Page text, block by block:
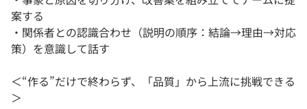
案する
・関係者との認識合わせ（説明の順序：結論→理由→対応
策）を意識して話す
＜“作る”だけで終わらず、「品質」から上流に挑戦できる
＞